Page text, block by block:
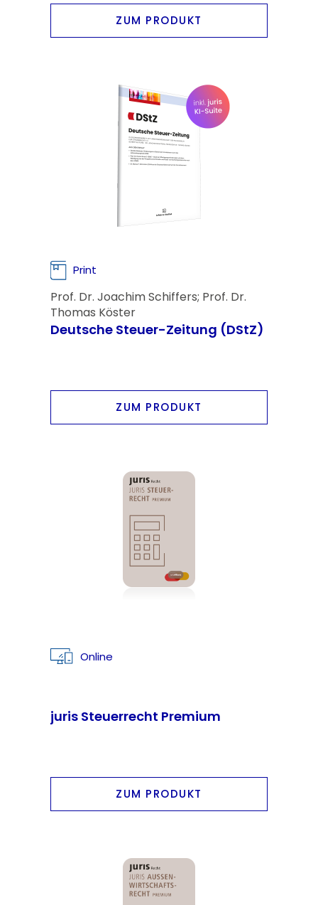
ZUM PRODUKT
Print
Prof. Dr. Joachim Schiffers; Prof. Dr.
Thomas Köster
Deutsche Steuer-Zeitung (DStZ)
ZUM PRODUKT
Online
juris Steuerrecht Premium
ZUM PRODUKT